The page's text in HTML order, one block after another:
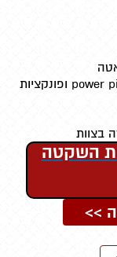
>>
שליטה מלאה באקסל - power pivot, power query BI ופונקציות
בצוות
השקטה